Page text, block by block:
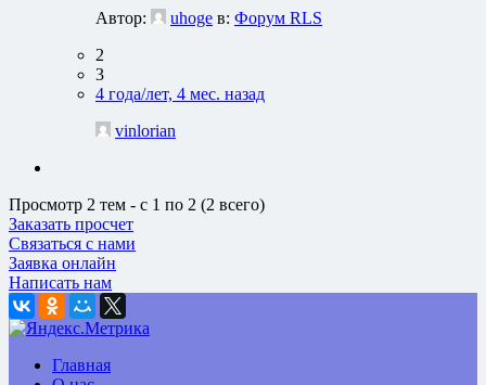
Автор:
uhoge в: Форум RLS
2
3
4 года/лет, 4 мес. назад
vinlorian
Просмотр 2 тем - с 1 по 2 (2 всего)
Заказать просчет
Связаться с нами
Заявка онлайн
Написать нам
Главная